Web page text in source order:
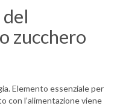
zucchero
Elemento essenziale per
con l’alimentazione viene